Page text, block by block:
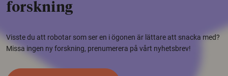
forskning
Visste du att robotar som ser en i ögonen är lättare att snacka med?
Missa ingen ny forskning, prenumerera på vårt nyhetsbrev!